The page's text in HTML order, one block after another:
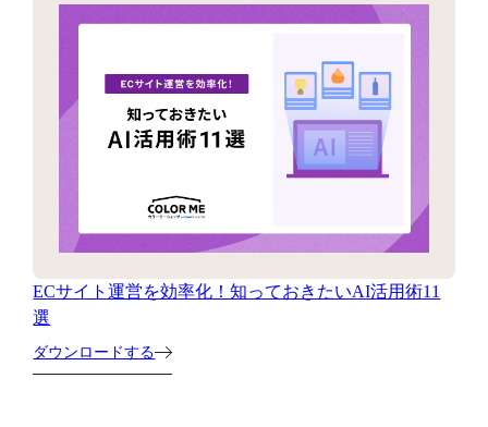
ECサイト運営を効率化！知っておきたいAI活用術11
選
ダウンロードする